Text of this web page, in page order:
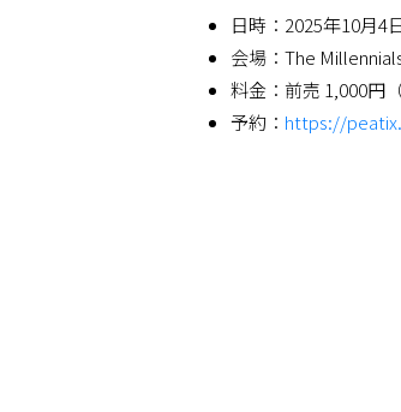
日時：2025年10月4
会場：The
料金：前売 1,000円
予約： https://